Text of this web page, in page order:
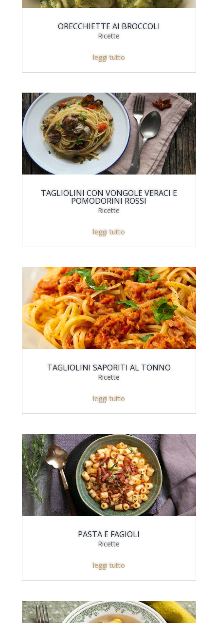
ORECCHIETTE AI BROCCOLI
Ricette
leggi tutto
TAGLIOLINI CON VONGOLE VERACI E
POMODORINI ROSSI
Ricette
leggi tutto
TAGLIOLINI SAPORITI AL TONNO
Ricette
leggi tutto
PASTA E FAGIOLI
Ricette
leggi tutto